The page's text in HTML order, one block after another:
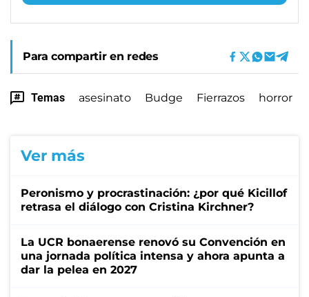
Para compartir en redes
Temas asesinato Budge Fierrazos horror
Ver más
Peronismo y procrastinación: ¿por qué Kicillof
retrasa el diálogo con Cristina Kirchner?
La UCR bonaerense renovó su Convención en
una jornada política intensa y ahora apunta a
dar la pelea en 2027